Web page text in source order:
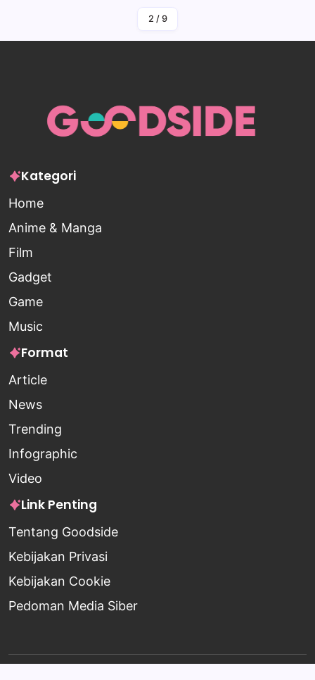
2 / 9
Kategori
Home
Anime & Manga
Film
Gadget
Game
Music
Format
Article
News
Trending
Infographic
Video
Link Penting
Tentang Goodside
Kebijakan Privasi
Kebijakan Cookie
Pedoman Media Siber